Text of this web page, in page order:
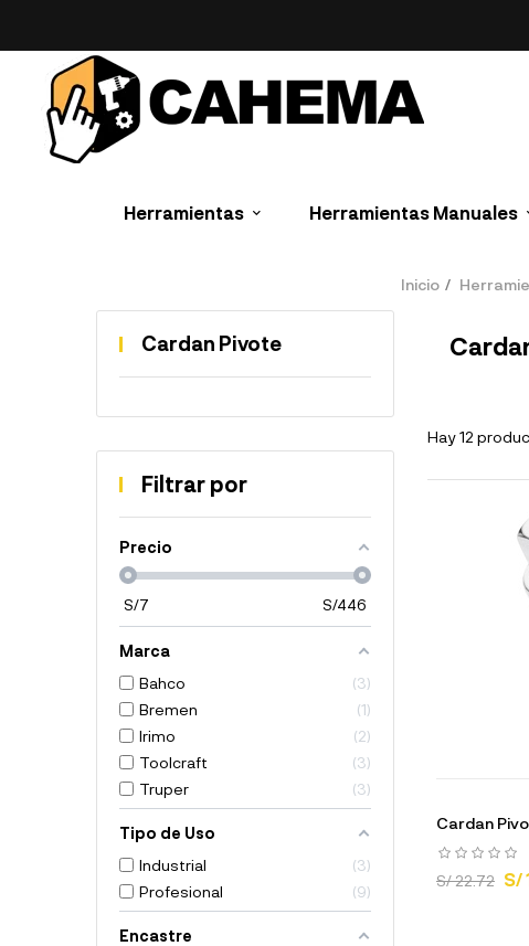
Herramientas Herramientas Manuales
Inicio
Cardan Pivote
Filtrar por
Precio
S/7 S/446
Marca
Bahco
3
Bremen
1
Irimo
2
Toolcraft
3
Truper
3
Tipo de Uso
Industrial
3
Profesional
9
Encastre
Hay 12
Cardan
S/ 22.72 S/